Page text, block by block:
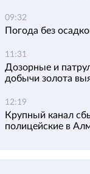
09:32
Погода без
11:31
Дозорные и
добычи золота
12:19
Крупный канал
полицейские в